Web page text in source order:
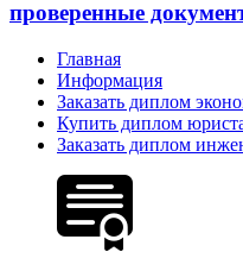
проверенные
Главная
Информация
Заказать диплом
Купить диплом
Заказать диплом